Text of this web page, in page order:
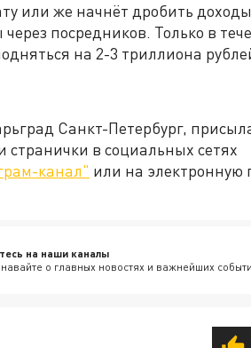
или же начнёт дробить
посредников. Только в
на 2-3 триллиона
Санкт-Петербург,
в социальных сетях
канал" или на электронную
на наши каналы
о главных новостях и важнейших